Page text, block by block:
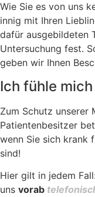
Wie Sie es von uns
innig mit Ihren
dafür ausgebildeten
Untersuchung fest.
geben wir Ihnen
Ich fühle
Zum Schutz unserer
Patientenbesitzer
wenn Sie sich krank
sind!
Hier gilt in jedem
uns vorab